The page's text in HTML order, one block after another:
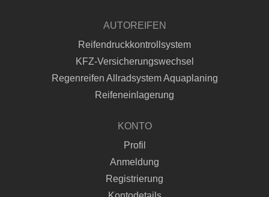
AUTOREIFEN
Reifendruckkontrollsystem
KFZ-Versicherungswechsel
Regenreifen Allradsystem Aquaplaning
Reifeneinlagerung
KONTO
Profil
Anmeldung
Registrierung